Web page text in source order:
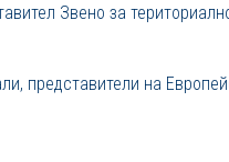
Звено за
представители на